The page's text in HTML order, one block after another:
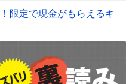
限定で現金がもらえるキ